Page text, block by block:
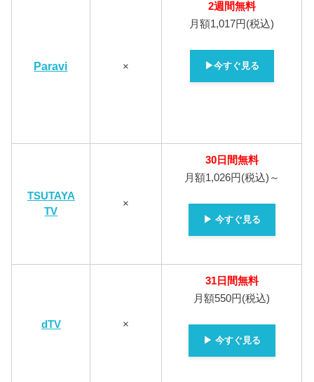
Paravi ×
2週間無料
月額1,017円(税込)
▶今すぐ見る
TSUTAYA
TV
×
30日間無料
月額1,026円(税込)～
▶ 今すぐ見る
dTV ×
31日間無料
月額550円(税込)
▶ 今すぐ見る